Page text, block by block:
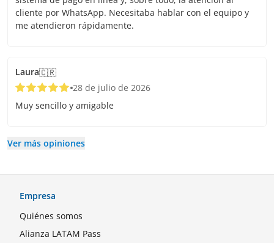
cliente por WhatsApp. Necesitaba hablar con el equipo y
me atendieron rápidamente.
Laura🇨🇷
28 de julio de 2026
Muy sencillo y amigable
Ver más opiniones
Empresa
Quiénes somos
Alianza LATAM Pass